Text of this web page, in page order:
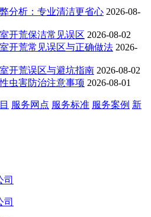
分析：专业清洁更省心 2026-08-
开荒保洁常见误区 2026-08-02
开荒常见误区与正确做法 2026-
开荒误区与避坑指南 2026-08-02
虫害防治注意事项 2026-08-01
服务网点 服务标准 服务案例 新
司
司